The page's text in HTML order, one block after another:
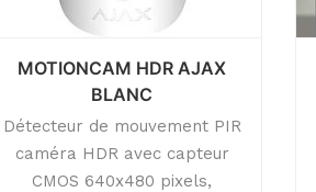
MOTIONCAM HDR AJAX
BLANC
Détecteur de mouvement PIR
caméra HDR avec capteur
CMOS 640x480 pixels,